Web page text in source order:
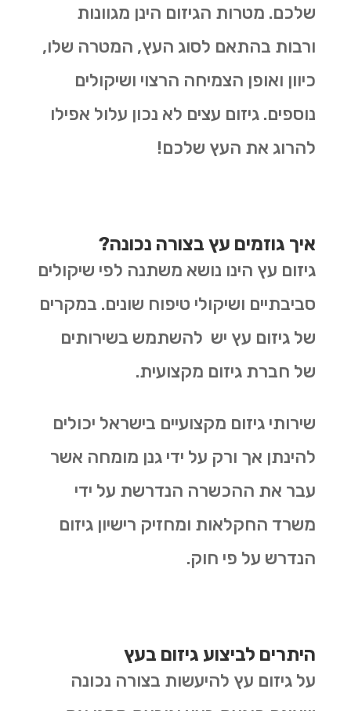
שלכם. מטרות הגיזום הינן מגוונות
ורבות בהתאם לסוג העץ, המטרה שלו,
כיוון ואופן הצמיחה הרצוי ושיקולים
נוספים. גיזום עצים לא נכון עלול אפילו
להרוג את העץ שלכם!
איך גוזמים עץ בצורה נכונה?
גיזום עץ הינו נושא משתנה לפי שיקולים
סביבתיים ושיקולי טיפוח שונים. במקרים
של גיזום עץ יש להשתמש בשירותים
של חברת גיזום מקצועית.
שירותי גיזום מקצועיים בישראל יכולים
להינתן אך ורק על ידי גנן מומחה אשר
עבר את ההכשרה הנדרשת על ידי
משרד החקלאות ומחזיק רישיון גיזום
הנדרש על פי חוק.
היתרים לביצוע גיזום בעץ
על גיזום עץ להיעשות בצורה נכונה